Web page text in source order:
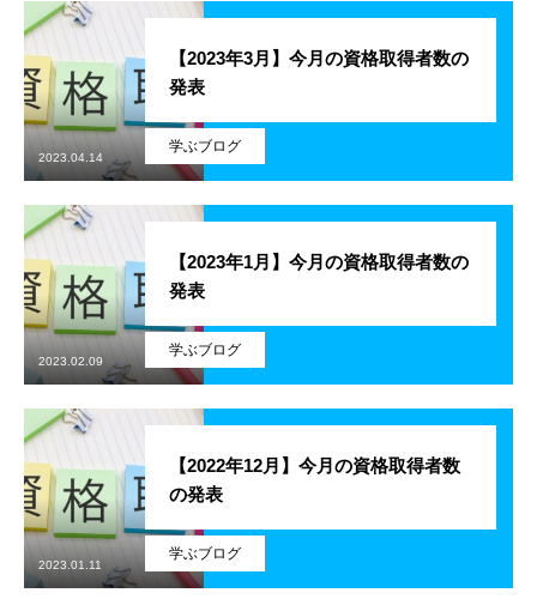
学ぶ
遊ぶ
社員を知る
社員インタビュー
応募する Entry
新卒採用エントリー
第二新卒採用エントリー
キャリア採用エントリー
リファラル採用エントリー
アルムナイ採用エントリー
学ぶブログ
【2023年3月】今月の資格取得者数の
発表
2023.04.14
学ぶブログ
【2023年1月】今月の資格取得者数の
発表
2023.02.09
学ぶブログ
【2022年12月】今月の資格取得者数
の発表
2023.01.11